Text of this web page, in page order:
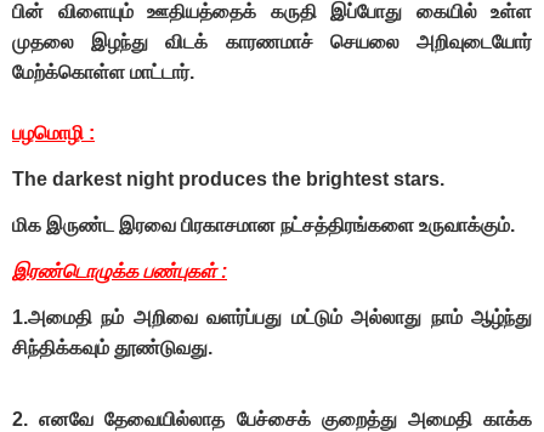
பின் விளையும் ஊதியத்தைக் கருதி இப்போது கையில் உள்ள
முதலை இழந்து விடக் காரணமாச் செயலை அறிவுடையோர்
மேற்க்கொள்ள மாட்டார்.
பழமொழி :
The darkest night produces the brightest stars.
மிக இருண்ட இரவை பிரகாசமான நட்சத்திரங்களை உருவாக்கும்.
இரண்டொழுக்க பண்புகள் :
1.அமைதி நம் அறிவை வளர்ப்பது மட்டும் அல்லாது நாம் ஆழ்ந்து
சிந்திக்கவும் தூண்டுவது.
2. எனவே தேவையில்லாத பேச்சைக் குறைத்து அமைதி காக்க